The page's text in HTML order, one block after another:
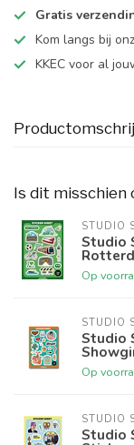
Gratis
Kom langs bij
KKEC voor al
Is dit misschien
STUDIO
Studio
Op
STUDIO
Studio
Op
STUDIO
Studio